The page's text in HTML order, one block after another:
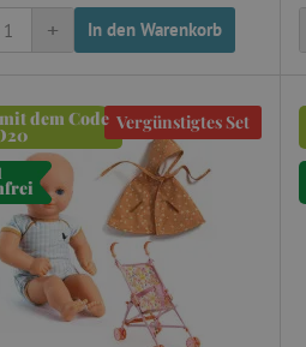
+ In den Warenkorb
dem Code Vergünstigtes Set